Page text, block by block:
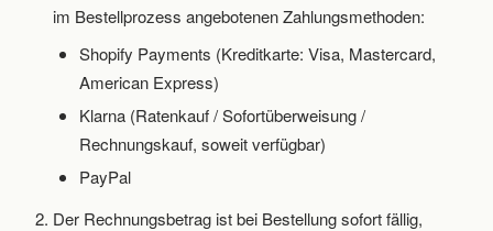
im Bestellprozess angebotenen Zahlungsmethoden:
Shopify Payments (Kreditkarte: Visa, Mastercard,
American Express)
Klarna (Ratenkauf / Sofortüberweisung /
Rechnungskauf, soweit verfügbar)
PayPal
Der Rechnungsbetrag ist bei Bestellung sofort fällig,